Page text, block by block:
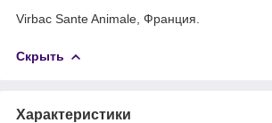
Virbac Sante Animale, Франция.
Скрыть
Характеристики